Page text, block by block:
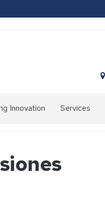
Innovation Services